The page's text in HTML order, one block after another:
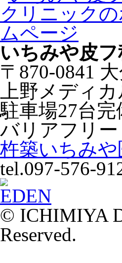
いちみや皮
〒870-0841
上野メディ
駐車場27台完
バリアフリー
杵築いちみや
tel.097-576-
© ICHIMIYA
Reserved.